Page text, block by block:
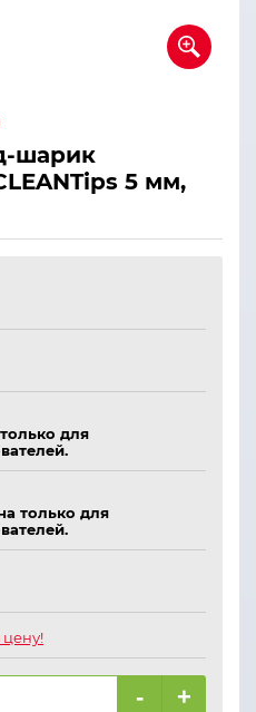
шарик
5 мм,
для
только для
- +